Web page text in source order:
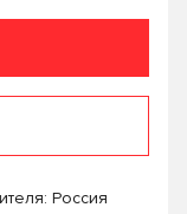
Россия